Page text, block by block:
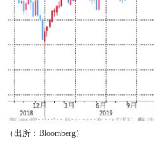
（出所：Bloomberg）